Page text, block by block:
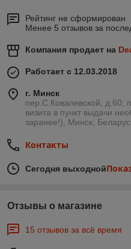
Рейтинг не сформирован
Менее 5 отзывов за
Компания продает на
Работает с 12.03.2018
г. Минск
пер.С.Ковалевской,
визита в пункт выдачи
заранее!), Минск,
Контакты
Сегодня выходной
Отзывы о магазине
15 отзывов за всё время